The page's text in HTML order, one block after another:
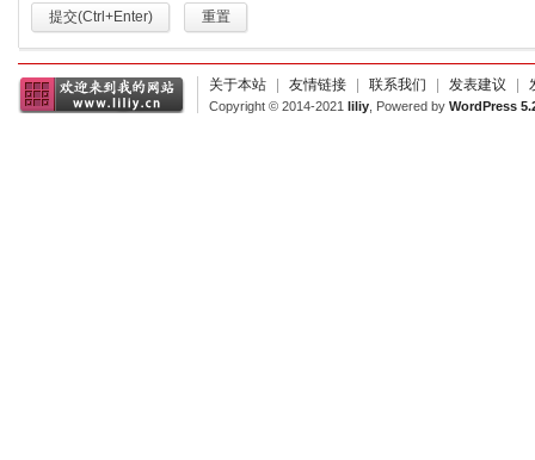
提交(Ctrl+Enter) 重置
关于本站 | 友情链接 | 联系我们 | 发表建议 |
Copyright © 2014-2021 liliy , Powered by WordPress